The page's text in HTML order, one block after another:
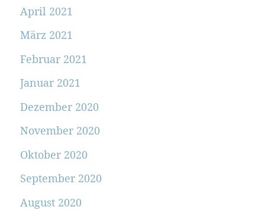
April 2021
März 2021
Februar 2021
Januar 2021
Dezember 2020
November 2020
Oktober 2020
September 2020
August 2020